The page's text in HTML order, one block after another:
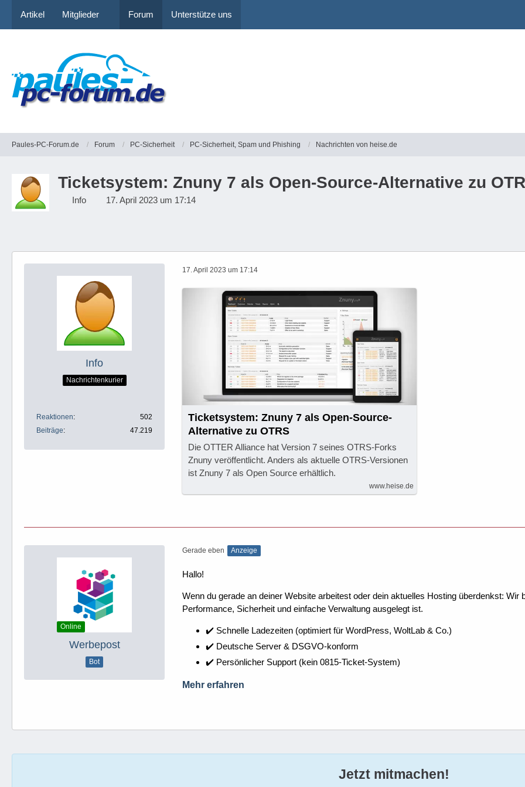
Artikel Mitglieder Forum Unterstütze uns
Paules-PC-Forum.de Forum PC-Sicherheit PC-Sicherheit, Spam und Phishing Nachrichten von heise.de
Ticketsystem: Znuny 7 als Open-Source-Alternative zu
Info 17. April 2023 um 17:14
Info
Nachrichtenkurier
Reaktionen
502
Beiträge
47.219
17. April 2023 um 17:14
Ticketsystem: Znuny 7 als Open-Source-
Alternative zu OTRS
Die OTTER Alliance hat Version 7 seines OTRS-Forks
Znuny veröffentlicht. Anders als aktuelle OTRS-Versionen
ist Znuny 7 als Open Source erhältlich.
www.heise.de
Online
Werbepost
Bot
Gerade eben Anzeige
Hallo!
Wenn du gerade an deiner Website arbeitest oder dein aktuelles Hosting überdenkst:
Performance, Sicherheit und einfache Verwaltung ausgelegt ist.
✔️ Schnelle Ladezeiten (optimiert für WordPress, WoltLab & Co.)
✔️ Deutsche Server & DSGVO-konform
✔️ Persönlicher Support (kein 0815-Ticket-System)
Mehr erfahren
Jetzt mitmachen!